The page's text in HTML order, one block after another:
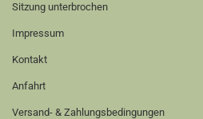
Sitzung unterbrochen
Impressum
Kontakt
Anfahrt
Versand- & Zahlungsbedingungen